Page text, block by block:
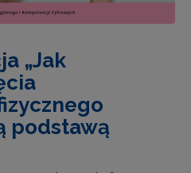
„Jak
podstawą